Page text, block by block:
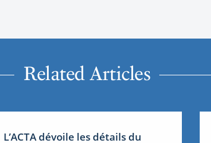
Related Articles
L’ACTA dévoile les détails du